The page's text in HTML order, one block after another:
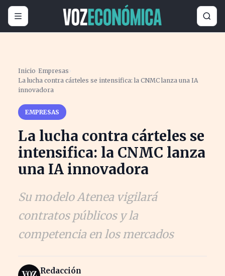
Inicio ›Empresas ›
La lucha contra cárteles se intensifica: la CNMC lanza una IA
innovadora
EMPRESAS
La lucha contra cárteles se
intensifica: la CNMC lanza
una IA innovadora
Su modelo Atenea vigilará
contratos públicos y la
competencia en los mercados
Redacción